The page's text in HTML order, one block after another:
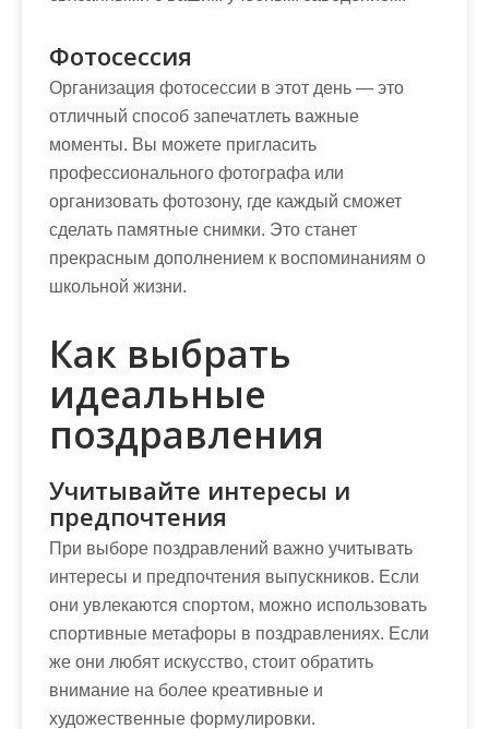
Фотосессия
Организация фотосессии в этот день — это
отличный способ запечатлеть важные
моменты. Вы можете пригласить
профессионального фотографа или
организовать фотозону, где каждый сможет
сделать памятные снимки. Это станет
прекрасным дополнением к воспоминаниям о
школьной жизни.
Как выбрать
идеальные
поздравления
Учитывайте интересы и
предпочтения
При выборе поздравлений важно учитывать
интересы и предпочтения выпускников. Если
они увлекаются спортом, можно использовать
спортивные метафоры в поздравлениях. Если
же они любят искусство, стоит обратить
внимание на более креативные и
художественные формулировки.